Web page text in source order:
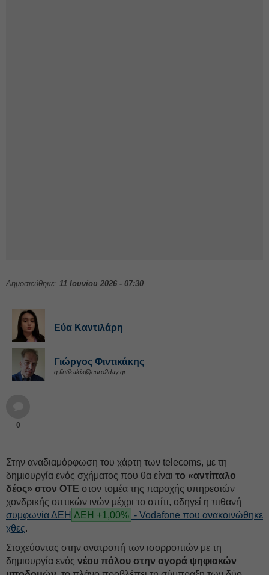
Δημοσιεύθηκε: 11 Ιουνίου 2026 - 07:30
Εύα Καντιλάρη
Γιώργος Φιντικάκης
g.fintikakis@euro2day.gr
0
Στην αναδιαμόρφωση του χάρτη των telecoms, με τη
δημιουργία ενός σχήματος που θα είναι το «αντίπαλο
δέος» στον ΟΤΕ στον τομέα της παροχής υπηρεσιών
χονδρικής οπτικών ινών μέχρι το σπίτι, οδηγεί η πιθανή
συμφωνίαΔΕΗ ΔΕΗ +1,00% - Vodafone που ανακοινώθηκε
χθες.
Στοχεύοντας στην ανατροπή των ισορροπιών με τη
δημιουργία ενός νέου πόλου στην αγορά ψηφιακών